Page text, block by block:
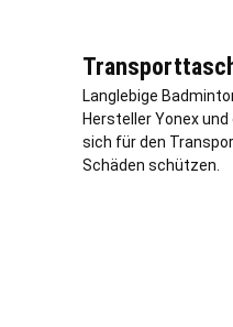
Langlebige
Hersteller Yonex
sich für den
Schäden schützen.